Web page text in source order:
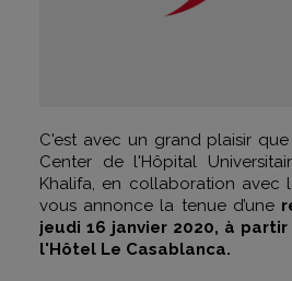
C'est avec un grand plaisir
Center de l'Hôpital
Khalifa, en collaboration avec
vous annonce la tenue d’une
jeudi 16 janvier 2020, à
l'Hôtel Le Casablanca.